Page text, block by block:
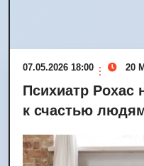
07.05.2026 18:00 20
Психиатр Рохас
к счастью